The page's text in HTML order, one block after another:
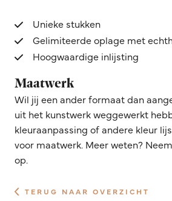
Unieke stukken
Gelimiteerde oplage met
Hoogwaardige inlijsting
Maatwerk
Wil jij een ander formaat dan
uit het kunstwerk weggewerkt
kleuraanpassing of andere kleur
voor maatwerk. Meer weten?
op.
TERUG NAAR OVERZICHT